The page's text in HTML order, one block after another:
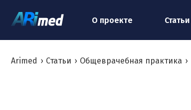
О проекте Статьи
Arimed › Статьи › Общеврачебная практика ›